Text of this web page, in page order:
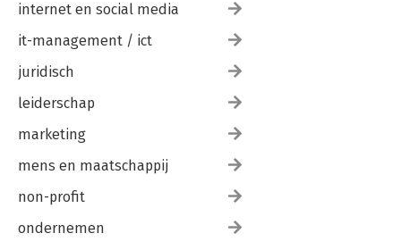
internet en social media
it-management / ict
juridisch
leiderschap
marketing
mens en maatschappij
non-profit
ondernemen